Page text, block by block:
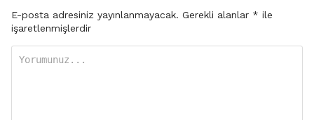
E-posta adresiniz yayınlanmayacak. Gerekli alanlar * ile
işaretlenmişlerdir